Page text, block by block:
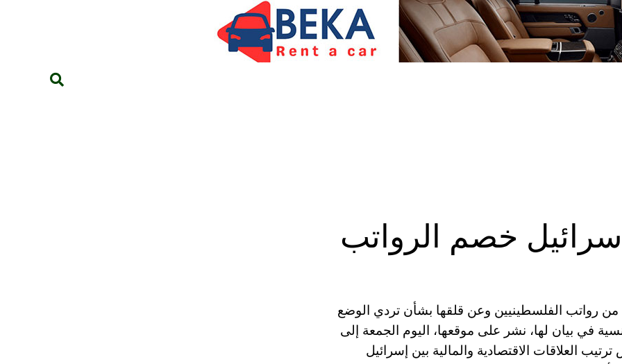
خصم الرواتب
رواتب الفلسطينيين وعن قلقها بشأن تردي الوضع
في بيان لها، نشر على موقعها، اليوم الجمعة إلى
العلاقات الاقتصادية والمالية بين إسرائيل